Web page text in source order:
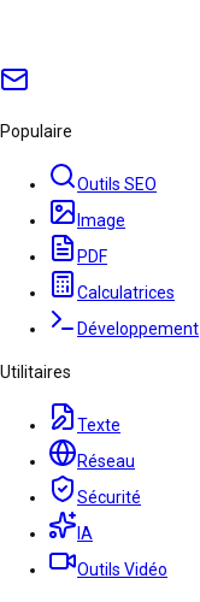
Populaire
Outils SEO
Image
PDF
Calculatrices
Développement
Utilitaires
Texte
Réseau
Sécurité
IA
Outils Vidéo